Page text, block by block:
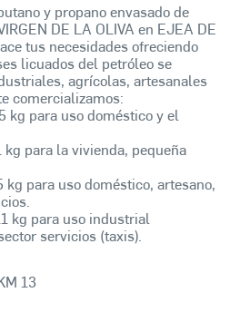
y propano envasado de
DE LA OLIVA en EJEA DE
tus necesidades ofreciendo
licuados del petróleo se
agrícolas, artesanales
comercializamos:
kg para uso doméstico y el
para la vivienda, pequeña
para uso doméstico, artesano,
kg para uso industrial
servicios (taxis).
13